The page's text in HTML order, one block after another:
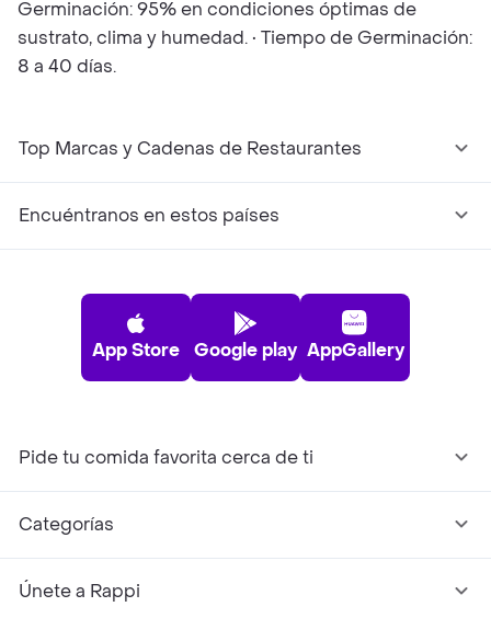
Germinación: 95% en condiciones óptimas de
sustrato, clima y humedad. • Tiempo de Germinación:
8 a 40 días.
Top Marcas y Cadenas de Restaurantes
Encuéntranos en estos países
App Store Google play AppGallery
Pide tu comida favorita cerca de ti
Categorías
Únete a Rappi